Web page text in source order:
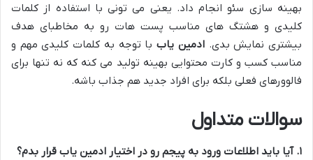
بهینه سازی سئو انجام داد. یعنی می تونی با استفاده از کلمات
کلیدی و هشتگ های مناسب پست هات رو به مخاطبای هدف
بیشتری نمایش بدی.ادمین یاببا توجه به کلمات کلیدی مهم و
مناسب کسب و کارت محتوایی بهینه تولید می کنه که نه تنها برای
فالوورهای فعلی بلکه برای افراد جدید هم جذاب باشه.
سوالات متداول
۱.آیا باید اطلاعات ورود به پیجم رو در اختیار ادمین یاب قرار بدم؟